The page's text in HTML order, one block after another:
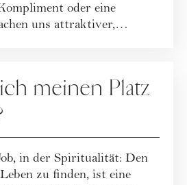
oder eine
uns attraktiver,
meinen Platz
in der Spiritualität: Den
zu finden, ist eine